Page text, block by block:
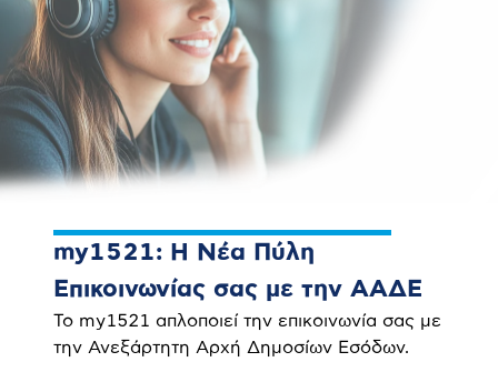
my1521: Η Νέα Πύλη
Επικοινωνίας σας με την ΑΑΔΕ
Το my1521 απλοποιεί την επικοινωνία σας με
την Ανεξάρτητη Αρχή Δημοσίων Εσόδων.